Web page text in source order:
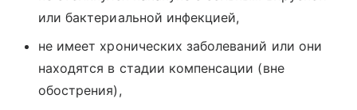
или бактериальной инфекцией,
не имеет хронических заболеваний или они
находятся в стадии компенсации (вне
обострения),